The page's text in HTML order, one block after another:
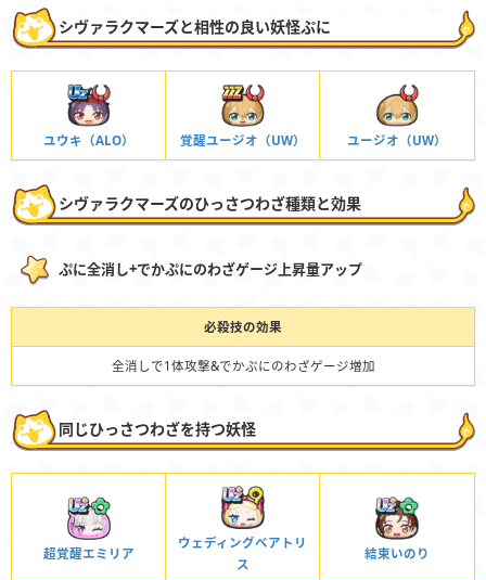
シヴァラクマーズと相性の良い妖怪ぷに
ユウキ（ALO） 覚醒ユージオ（UW） ユージオ（UW）
シヴァラクマーズのひっさつわざ種類と効果
ぷに全消し+でかぷにのわざゲージ上昇量アップ
必殺技の効果
全消しで1体攻撃&でかぷにのわざゲージ増加
同じひっさつわざを持つ妖怪
超覚醒エミリア
ウェディングベアトリ
ス
結束いのり